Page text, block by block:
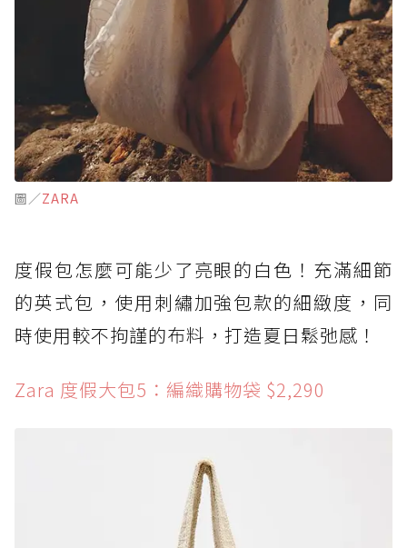
圖／ZARA
度假包怎麼可能少了亮眼的白色！充滿細節
的英式包，使用刺繡加強包款的細緻度，同
時使用較不拘謹的布料，打造夏日鬆弛感！
Zara 度假大包5：編織購物袋 $2,290